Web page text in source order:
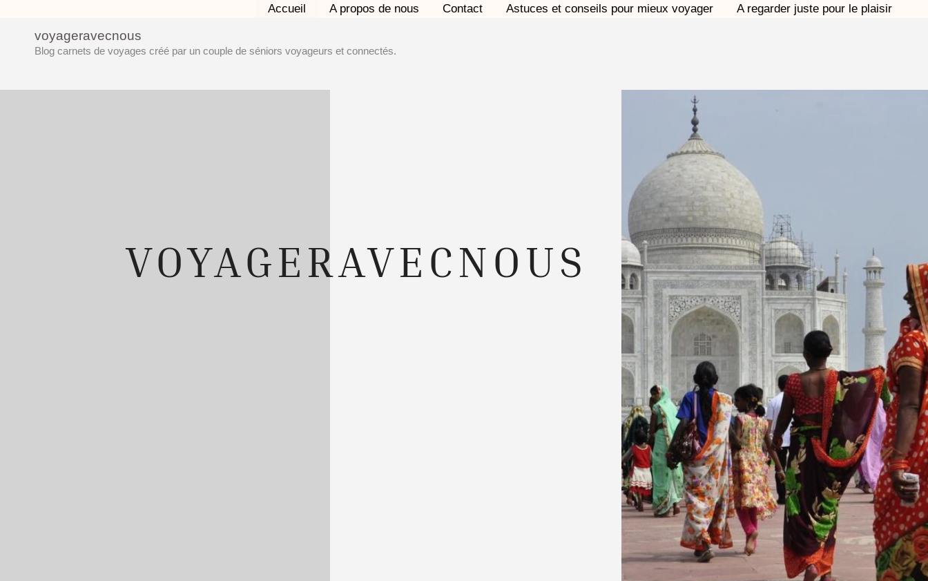
contenu
Accueil A propos de nous Contact Astuces et conseils pour mieux voyager A regarder juste pour le plaisir
voyageravecnous
Blog carnets de voyages créé par un couple de séniors voyageurs et connectés.
VOYAGERAVECNOUS